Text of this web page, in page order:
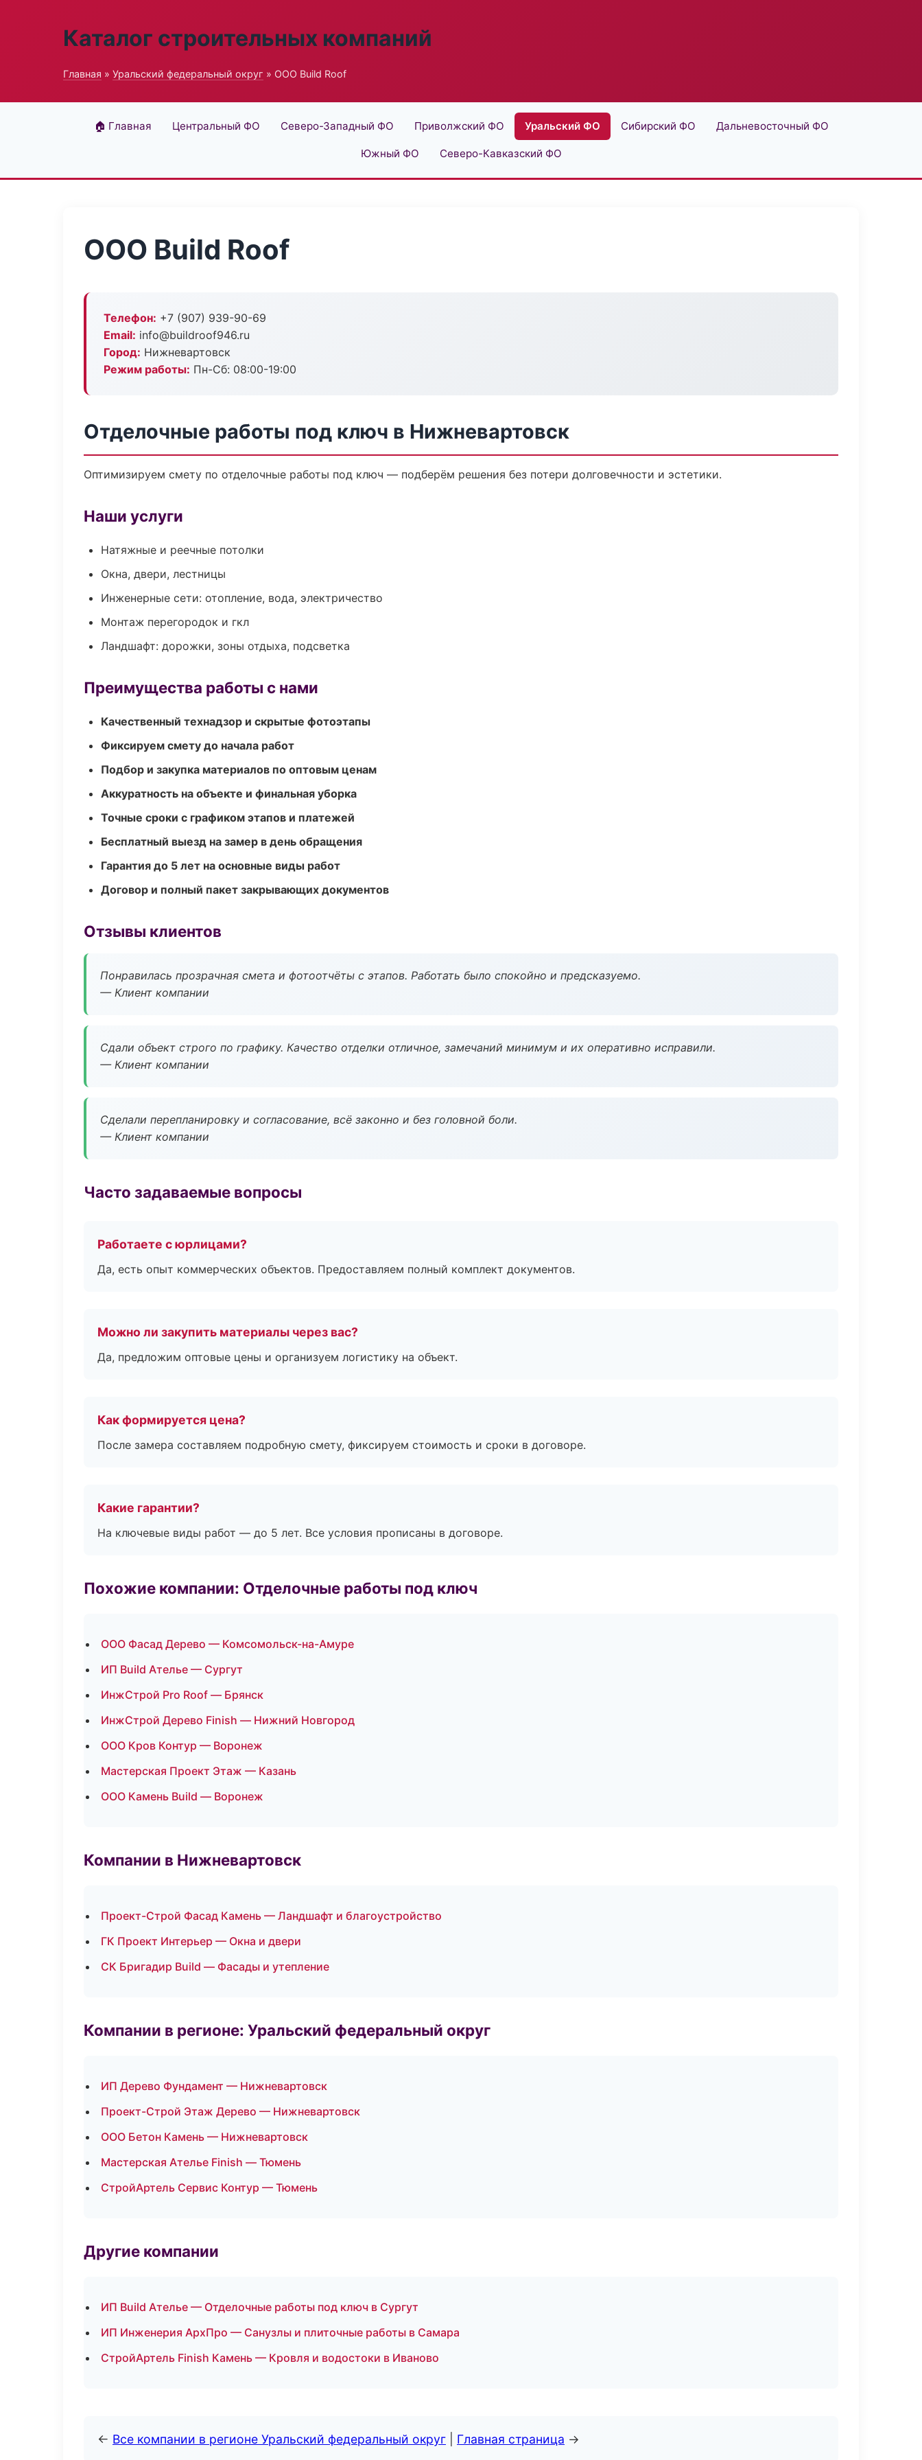
Каталог строительных компаний
Главная » Уральский федеральный округ » ООО Build Roof
🏠 Главная Центральный ФО Северо-Западный ФО Приволжский ФО Уральский ФО Сибирский ФО Дальневосточный ФО
Южный ФО Северо-Кавказский ФО
ООО Build Roof
Телефон: +7 (907) 939-90-69
Email: info@buildroof946.ru
Город: Нижневартовск
Режим работы: Пн-Сб: 08:00-19:00
Отделочные работы под ключ в Нижневартовск
Оптимизируем смету по отделочные работы под ключ — подберём решения без потери долговечности и эстетики.
Наши услуги
Натяжные и реечные потолки
Окна, двери, лестницы
Инженерные сети: отопление, вода, электричество
Монтаж перегородок и гкл
Ландшафт: дорожки, зоны отдыха, подсветка
Преимущества работы с нами
Качественный технадзор и скрытые фотоэтапы
Фиксируем смету до начала работ
Подбор и закупка материалов по оптовым ценам
Аккуратность на объекте и финальная уборка
Точные сроки с графиком этапов и платежей
Бесплатный выезд на замер в день обращения
Гарантия до 5 лет на основные виды работ
Договор и полный пакет закрывающих документов
Отзывы клиентов
Понравилась прозрачная смета и фотоотчёты с этапов. Работать было спокойно и предсказуемо.
— Клиент компании
Сдали объект строго по графику. Качество отделки отличное, замечаний минимум и их оперативно исправили.
— Клиент компании
Сделали перепланировку и согласование, всё законно и без головной боли.
— Клиент компании
Часто задаваемые вопросы
Работаете с юрлицами?
Да, есть опыт коммерческих объектов. Предоставляем полный комплект документов.
Можно ли закупить материалы через вас?
Да, предложим оптовые цены и организуем логистику на объект.
Как формируется цена?
После замера составляем подробную смету, фиксируем стоимость и сроки в договоре.
Какие гарантии?
На ключевые виды работ — до 5 лет. Все условия прописаны в договоре.
Похожие компании: Отделочные работы под ключ
ООО Фасад Дерево — Комсомольск-на-Амуре
ИП Build Ателье — Сургут
ИнжСтрой Pro Roof — Брянск
ИнжСтрой Дерево Finish — Нижний Новгород
ООО Кров Контур — Воронеж
Мастерская Проект Этаж — Казань
ООО Камень Build — Воронеж
Компании в Нижневартовск
Проект-Строй Фасад Камень — Ландшафт и благоустройство
ГК Проект Интерьер — Окна и двери
СК Бригадир Build — Фасады и утепление
Компании в регионе: Уральский федеральный округ
ИП Дерево Фундамент — Нижневартовск
Проект-Строй Этаж Дерево — Нижневартовск
ООО Бетон Камень — Нижневартовск
Мастерская Ателье Finish — Тюмень
СтройАртель Сервис Контур — Тюмень
Другие компании
ИП Build Ателье — Отделочные работы под ключ в Сургут
ИП Инженерия АрхПро — Санузлы и плиточные работы в Самара
СтройАртель Finish Камень — Кровля и водостоки в Иваново
← Все компании в регионе Уральский федеральный округ Главная страница →